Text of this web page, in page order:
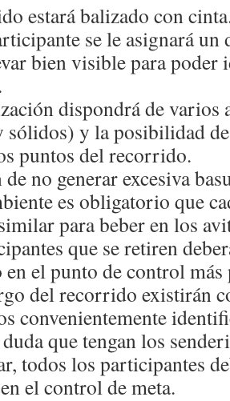
estará balizado con
se le asignará un
bien visible para poder
dispondrá de varios
y la posibilidad
puntos del recorrido.
no generar excesiva
es obligatorio que
para beber en los
que se retiren
en el punto de control
del recorrido existirán
convenientemente
que tengan los
todos los participantes
el control de meta.